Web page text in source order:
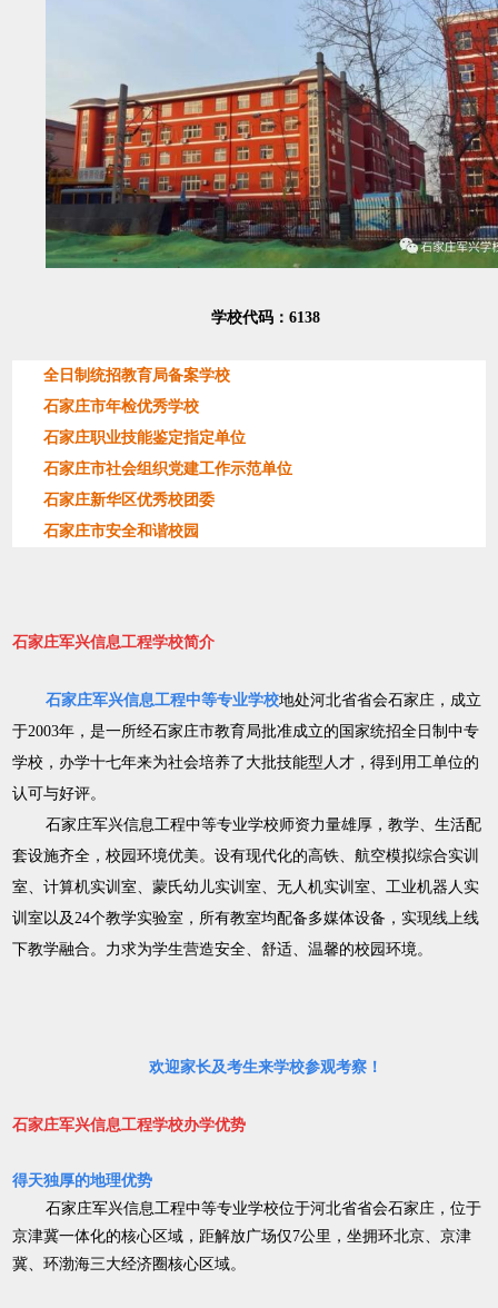
学校代码：6138
全日制统招教育局备案学校
石家庄市年检优秀学校
石家庄职业技能鉴定指定单位
石家庄市社会组织党建工作示范单位
石家庄新华区优秀校团委
石家庄市安全和谐校园
石家庄军兴信息工程学校简介
石家庄军兴信息工程中等专业学校地处河北省省会石家庄，成立
于2003年，是一所经石家庄市教育局批准成立的国家统招全日制中专
学校，办学十七年来为社会培养了大批技能型人才，得到用工单位的
认可与好评。
石家庄军兴信息工程中等专业学校师资力量雄厚，教学、生活配
套设施齐全，校园环境优美。设有现代化的高铁、航空模拟综合实训
室、计算机实训室、蒙氏幼儿实训室、无人机实训室、工业机器人实
训室以及24个教学实验室，所有教室均配备多媒体设备，实现线上线
下教学融合。力求为学生营造安全、舒适、温馨的校园环境。
欢迎家长及考生来学校参观考察！
石家庄军兴信息工程学校办学优势
得天独厚的地理优势
石家庄军兴信息工程中等专业学校位于河北省省会石家庄，位于
京津冀一体化的核心区域，距解放广场仅7公里，坐拥环北京、京津
冀、环渤海三大经济圈核心区域。